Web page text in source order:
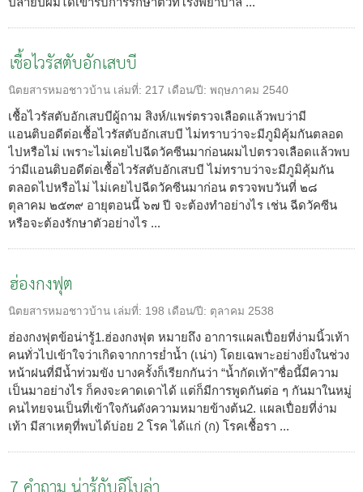
เชื้อไวรัสตับอักเสบบี
นิตยสารหมอชาวบ้าน เล่มที่: 217 เดือน/ปี: พฤษภาคม 2540
เชื้อไวรัสตับอักเสบบีผู้ถาม สิงห์/แพร่ตรวจเลือดแล้วพบว่ามี
แอนติบอดีต่อเชื้อไวรัสตับอักเสบบี ไม่ทราบว่าจะมีภูมิคุ้มกันตลอด
ไปหรือไม่ เพราะไม่เคยไปฉีดวัคซีนมาก่อนผมไปตรวจเลือดแล้วพบ
ว่ามีแอนติบอดีต่อเชื้อไวรัสตับอักเสบบี ไม่ทราบว่าจะมีภูมิคุ้มกัน
ตลอดไปหรือไม่ ไม่เคยไปฉีดวัคซีนมาก่อน ตรวจพบวันที่ ๒๘
ตุลาคม ๒๕๓๙ อายุตอนนี้ ๖๗ ปี จะต้องทำอย่างไร เช่น ฉีดวัคซีน
หรือจะต้องรักษาตัวอย่างไร ...
ฮ่องกงฟุต
นิตยสารหมอชาวบ้าน เล่มที่: 198 เดือน/ปี: ตุลาคม 2538
ฮ่องกงฟุตข้อน่ารู้1.ฮ่องกงฟุต หมายถึง อาการแผลเปื่อยที่ง่ามนิ้วเท้า
คนทั่วไปเข้าใจว่าเกิดจากการย่ำน้ำ (เน่า) โดยเฉพาะอย่างยิ่งในช่วง
หน้าฝนที่มีน้ำท่วมขัง บางครั้งก็เรียกกันว่า “น้ำกัดเท้า”ชื่อนี้มีความ
เป็นมาอย่างไร ก็คงจะคาดเดาได้ แต่ก็มีการพูดกันต่อ ๆ กันมาในหมู่
คนไทยจนเป็นที่เข้าใจกันดังความหมายข้างต้น2. แผลเปื่อยที่ง่าม
เท้า มีสาเหตุที่พบได้บ่อย 2 โรค ได้แก่ (ก) โรคเชื้อรา ...